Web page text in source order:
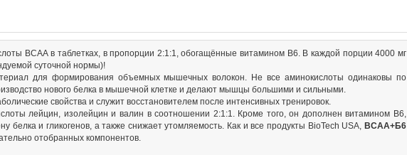
ВСАА в таблетках, в пропорции 2:1:1, обогащённые витамином B6. В каждой порции 4000 мг
суточной нормы)!
для формирования объемных мышечных волокон. Не все аминокислоты одинаковы по
нового белка в мышечной клетке и делают мышцы большими и сильными.
свойства и служит восстановителем после интенсивных тренировок.
лейцин, изолейцин и валин в соотношении 2:1:1. Кроме того, он дополнен витамином B6,
белка и гликогенов, а также снижает утомляемость. Как и все продукты BioTech USA, ВСАА+Б6
отобранных компонентов.